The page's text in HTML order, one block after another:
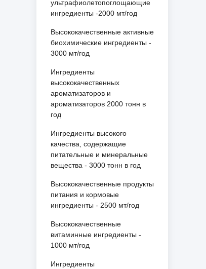
ультрафиолетопоглощающие
ингредиенты -2000 мт/год
Высококачественные активные
биохимические ингредиенты -
3000 мт/год
Ингредиенты
высококачественных
ароматизаторов и
ароматизаторов 2000 тонн в
год
Ингредиенты высокого
качества, содержащие
питательные и минеральные
вещества - 3000 тонн в год
Высококачественные продукты
питания и кормовые
ингредиенты - 2500 мт/год
Высококачественные
витаминные ингредиенты -
1000 мт/год
Ингредиенты